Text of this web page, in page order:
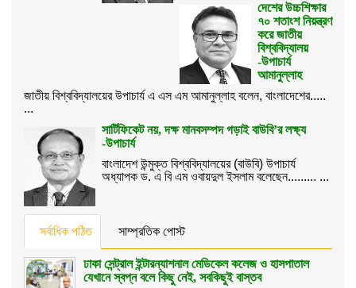
দেশের উচ্চশিক্ষার
৭০ শতাংশ নিয়ন্ত্রণ
করে জাতীয়
বিশ্ববিদ্যালয়
-উপাচার্য
আমানুল্লাহ
জাতীয় বিশ্ববিদ্যালয়ের উপাচার্য এ এস এম আমানুল্লাহ বলেন, বাংলাদেশের.....
...
সার্টিফিকেট নয়, দক্ষ মানবসম্পদ গড়াই বাউবি’র লক্ষ্য
-উপাচার্য
বাংলাদেশ উন্মুক্ত বিশ্ববিদ্যালয়ের (বাউবি) উপাচার্য
অধ্যাপক ড. এ বি এম ওবায়দুল ইসলাম বলেছেন......... ...
সর্বাধিক পঠিত সাম্প্রতিক পোস্ট
ঢাকা সেন্ট্রাল ইন্টারন্যাশনাল মেডিকেল কলেজ ও হাসপাতাল
যেখানে স্বপ্ন বলে কিছু নেই, সবকিছুই বাস্তব